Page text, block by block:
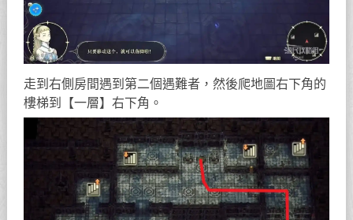
走到右側房間遇到第二個遇難者，然後爬地圖右下角的
樓梯到【一層】右下角。